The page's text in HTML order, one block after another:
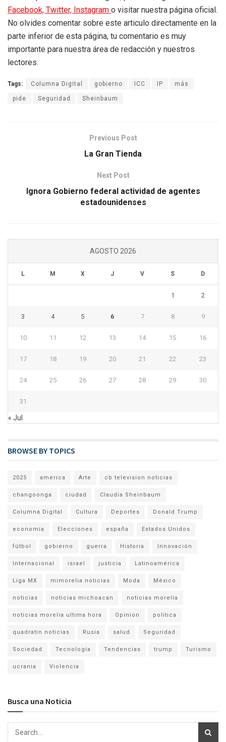
Facebook, Twitter, Instagram o visitar nuestra página oficial.
No olvides comentar sobre este articulo directamente en la
parte inferior de esta página, tu comentario es muy
importante para nuestra área de redacción y nuestros
lectores.
Tags: Columna Digital gobierno ICC IP más
pide Seguridad Sheinbaum
Previous Post
La Gran Tienda
Next Post
Ignora Gobierno federal actividad de agentes
estadounidenses
AGOSTO 2026
L M X J V S D
1 2
3 4 5 6 7 8 9
10 11 12 13 14 15 16
17 18 19 20 21 22 23
24 25 26 27 28 29 30
31
« Jul
BROWSE BY TOPICS
2025 america Arte cb television noticias
changoonga ciudad Claudia Sheinbaum
Columna Digital Cultura Deportes Donald Trump
economia Elecciones españa Estados Unidos
fútbol gobierno guerra Historia Innovación
Internacional israel justicia Latinoamérica
Liga MX mimorelia noticias Moda México
noticias noticias michoacan noticias morelia
noticias morelia ultima hora Opinion politica
quadratin noticias Rusia salud Seguridad
Sociedad Tecnología Tendencias trump Turismo
ucrania Violencia
Busca una Noticia